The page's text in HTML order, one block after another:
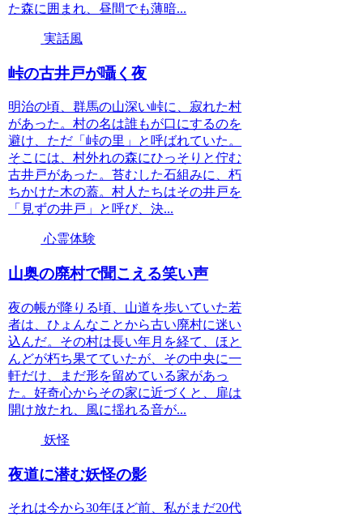
た森に囲まれ、昼間でも薄暗...
実話風
峠の古井戸が囁く夜
明治の頃、群馬の山深い峠に、寂れた村
があった。村の名は誰もが口にするのを
避け、ただ「峠の里」と呼ばれていた。
そこには、村外れの森にひっそりと佇む
古井戸があった。苔むした石組みに、朽
ちかけた木の蓋。村人たちはその井戸を
「見ずの井戸」と呼び、決...
心霊体験
山奥の廃村で聞こえる笑い声
夜の帳が降りる頃、山道を歩いていた若
者は、ひょんなことから古い廃村に迷い
込んだ。その村は長い年月を経て、ほと
んどが朽ち果てていたが、その中央に一
軒だけ、まだ形を留めている家があっ
た。好奇心からその家に近づくと、扉は
開け放たれ、風に揺れる音が...
妖怪
夜道に潜む妖怪の影
それは今から30年ほど前、私がまだ20代